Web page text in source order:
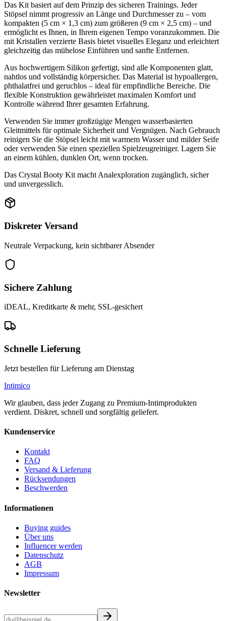
Das Kit basiert auf dem Prinzip des sicheren Trainings. Jeder
Stöpsel nimmt progressiv an Länge und Durchmesser zu – vom
kompakten (5 cm × 1,3 cm) zum größeren (9 cm × 2,5 cm) – und
ermöglicht es Ihnen, in Ihrem eigenen Tempo voranzukommen. Die
mit Kristallen verzierte Basis bietet visuelles Eleganz und erleichtert
gleichzeitig das mühelose Einführen und sanfte Entfernen.
Aus hochwertigem Silikon gefertigt, sind alle Komponenten glatt,
nahtlos und vollständig körpersicher. Das Material ist hypoallergen,
phthalatfrei und geruchlos – ideal für empfindliche Bereiche. Die
flexible Konstruktion gewährleistet maximalen Komfort und
Kontrolle während Ihrer gesamten Erfahrung.
Verwenden Sie immer großzügige Mengen wasserbasierten
Gleitmittels für optimale Sicherheit und Vergnügen. Nach Gebrauch
reinigen Sie die Stöpsel leicht mit warmem Wasser und milder Seife
oder verwenden Sie einen speziellen Spielzeugreiniger. Lagern Sie
an einem kühlen, dunklen Ort, wenn trocken.
Das Crystal Booty Kit macht Analexploration zugänglich, sicher
und unvergesslich.
Diskreter Versand
Neutrale Verpackung, kein sichtbarer Absender
Sichere Zahlung
iDEAL, Kreditkarte & mehr, SSL-gesichert
Schnelle Lieferung
Jetzt bestellen für Lieferung am Dienstag
Intimico
Wir glauben, dass jeder Zugang zu Premium-Intimprodukten
verdient. Diskret, schnell und sorgfältig geliefert.
Kundenservice
Kontakt
FAQ
Versand & Lieferung
Rücksendungen
Beschwerden
Informationen
Buying guides
Über uns
Influencer werden
Datenschutz
AGB
Impressum
Newsletter